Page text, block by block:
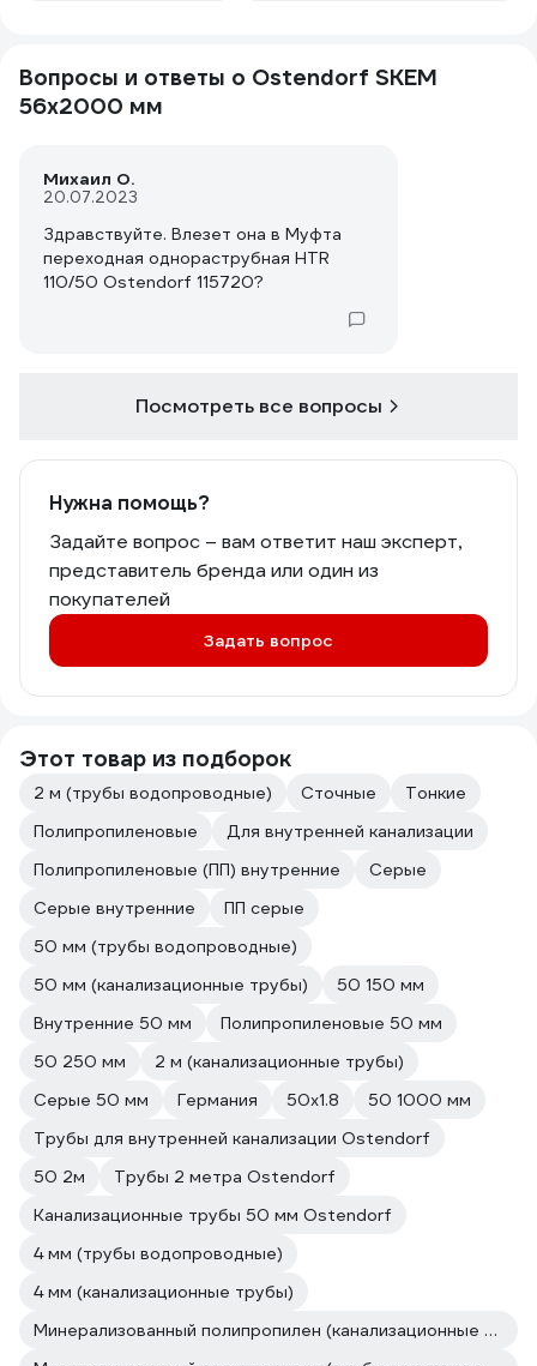
тоже самое... Вот это как?!
Считаю что покупатель должен
механически исправный. В ином
случае предупреждать на этапе
придёт ободраный и побитый, брать
Вопросы и ответы о Ostendorf SKEM
56x2000 мм
Михаил О.
20.07.2023
Здравствуйте. Влезет она в Муфта
переходная однораструбная HTR
110/50 Ostendorf 115720?
Посмотреть все вопросы
Нужна помощь?
Задайте вопрос – вам ответит наш эксперт,
представитель бренда или один из
покупателей
Задать вопрос
Этот товар из подборок
2 м (трубы водопроводные) Сточные
Тонкие
Полипропиленовые
Для внутренней канализации
Полипропиленовые (ПП) внутренние
Серые
Серые внутренние
ПП серые
50 мм (трубы водопроводные)
50 мм (канализационные трубы)
50 150 мм
Внутренние 50 мм
Полипропиленовые 50 мм
50 250 мм
2 м (канализационные трубы)
Серые 50 мм
Германия 50x1.8
50 1000 мм
Трубы для внутренней канализации Ostendorf
50 2м
Трубы 2 метра Ostendorf
Канализационные трубы 50 мм Ostendorf
4 мм (трубы водопроводные)
4 мм (канализационные трубы)
Минерализованный полипропилен (канализационные трубы)